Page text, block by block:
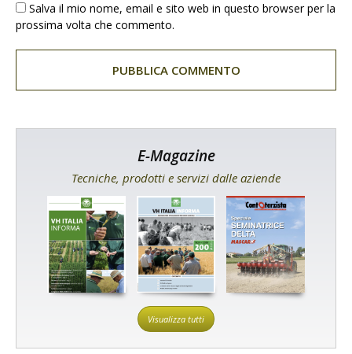
Salva il mio nome, email e sito web in questo browser per la
prossima volta che commento.
E-Magazine
Tecniche, prodotti e servizi dalle aziende
Visualizza tutti